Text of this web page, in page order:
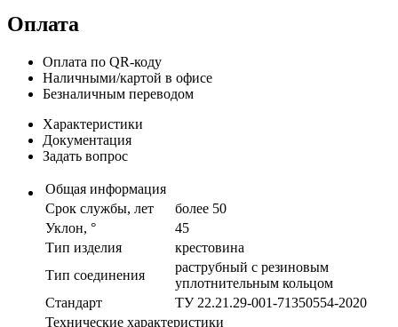
Оплата
Оплата по QR-коду
Наличными/картой в офисе
Безналичным переводом
Характеристики
Документация
Задать вопрос
Общая информация
Срок службы, лет
более 50
Уклон, °
45
Тип изделия
крестовина
Тип соединения
раструбный с резиновым
уплотнительным кольцом
Стандарт
ТУ 22.21.29-001-71350554-2020
Технические характеристики